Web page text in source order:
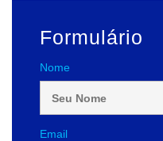
Formulário
Nome
Email